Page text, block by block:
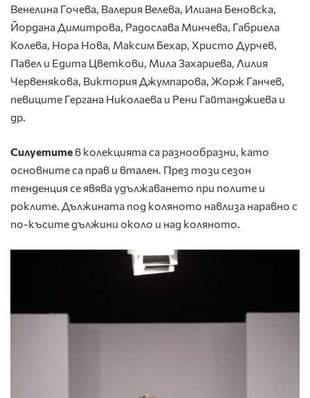
Венелина Гочева, Валерия Велева, Илиана Беновска,
Йордана Димитрова, Радослава Минчева, Габриела
Колева, Нора Нова, Максим Бехар, Христо Дурчев,
Павел и Едита Цветкови, Мила Захариева, Лилия
Червенякова, Виктория Джумпарова, Жорж Ганчев,
певиците Гергана Николаева и Рени Гайтанджиева и
др.
Силуетите в колекцията са разнообразни, като
основните са прав и втален. През този сезон
тенденция се явява удължаването при полите и
роклите. Дължината под коляното навлиза наравно с
по-късите дължини около и над коляното.